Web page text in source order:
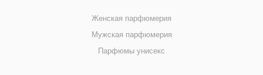
Женская парфюмерия
Мужская парфюмерия
Парфюмы унисекс